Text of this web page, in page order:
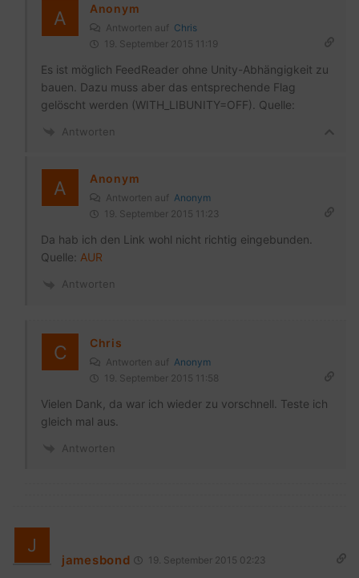
Anonym
Antworten auf Chris
19. September 2015 11:19
Es ist möglich FeedReader ohne Unity-Abhängigkeit zu
bauen. Dazu muss aber das entsprechende Flag
gelöscht werden (WITH_LIBUNITY=OFF). Quelle:
Antworten
Anonym
Antworten auf Anonym
19. September 2015 11:23
Da hab ich den Link wohl nicht richtig eingebunden.
Quelle: AUR
Antworten
Chris
Antworten auf Anonym
19. September 2015 11:58
Vielen Dank, da war ich wieder zu vorschnell. Teste ich
gleich mal aus.
Antworten
jamesbond 19. September 2015 02:23